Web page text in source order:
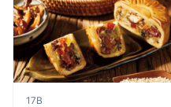
17B